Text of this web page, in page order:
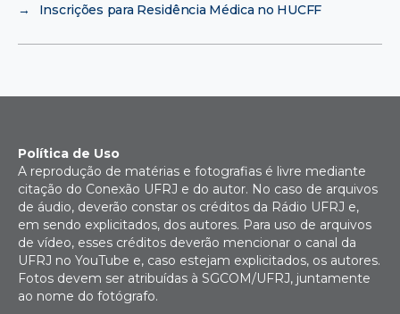
→
Inscrições para Residência Médica no HUCFF
Política de Uso
A reprodução de matérias e fotografias é livre mediante
citação do Conexão UFRJ e do autor. No caso de arquivos
de áudio, deverão constar os créditos da Rádio UFRJ e,
em sendo explicitados, dos autores. Para uso de arquivos
de vídeo, esses créditos deverão mencionar o canal da
UFRJ no YouTube e, caso estejam explicitados, os autores.
Fotos devem ser atribuídas à SGCOM/UFRJ, juntamente
ao nome do fotógrafo.